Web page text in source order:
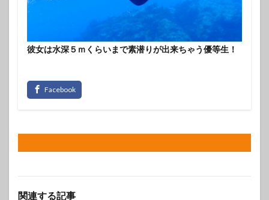
彼女は水深５ｍくらいまで素潜りが出来ちゃう優等生！
関連する記事